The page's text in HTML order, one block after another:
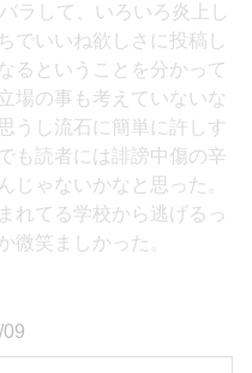
ラして、いろいろ炎上し
でいいね欲しさに投稿し
るということを分かって
場の事も考えていないな
うし流石に簡単に許しす
も読者には誹謗中傷の辛
じゃないかなと思った。
れてる学校から逃げるっ
微笑ましかった。